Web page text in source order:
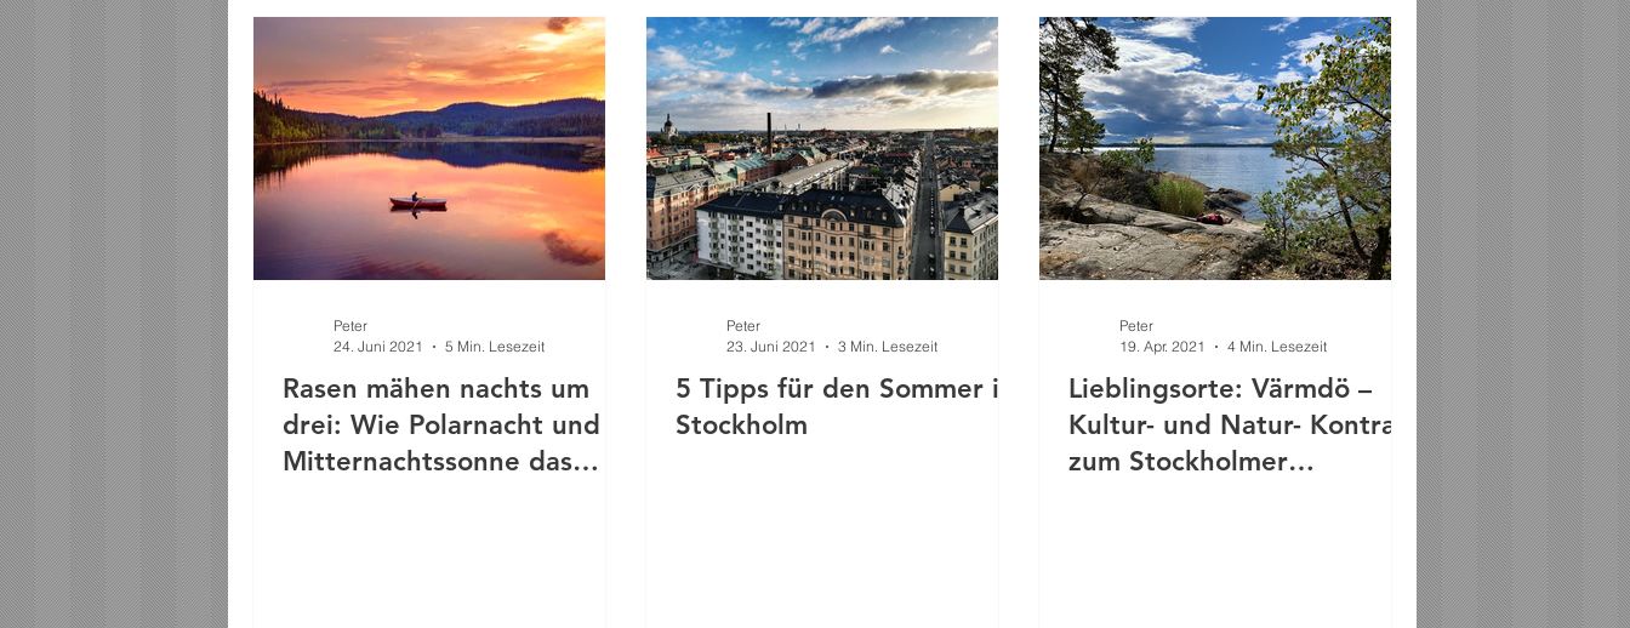
Rasen mähen nachts um
drei: Wie Polarnacht und
Mitternachtssonne das
Peter
24. Juni 2021
5 Min. Lesezeit
5 Tipps für den Sommer in
Stockholm
Peter
23. Juni 2021
3 Min. Lesezeit
Lieblingsorte: Värmdö –
Kultur- und Natur- Kontrast
zum Stockholmer
Peter
19. Apr. 2021
4 Min. Lesezeit